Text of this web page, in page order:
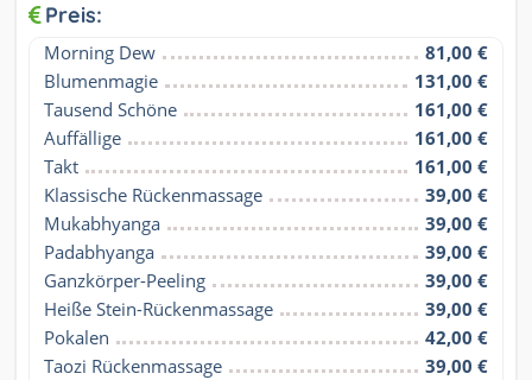
Preis:
Morning Dew
81,00 €
Blumenmagie
131,00 €
Tausend Schöne
161,00 €
Auffällige
161,00 €
Takt
161,00 €
Klassische Rückenmassage
39,00 €
Mukabhyanga
39,00 €
Padabhyanga
39,00 €
Ganzkörper-Peeling
39,00 €
Heiße Stein-Rückenmassage
39,00 €
Pokalen
42,00 €
Taozi Rückenmassage
39,00 €